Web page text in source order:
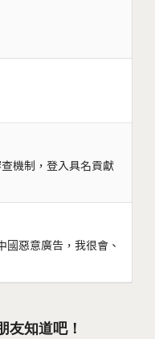
機制，登入具名貢獻
惡意廣告，我很會、
友知道吧！